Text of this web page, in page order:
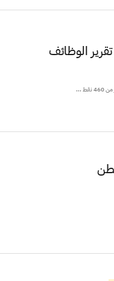
الوظائف
...